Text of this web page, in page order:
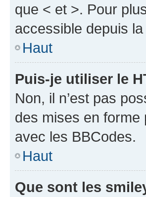
que < et >. Pour
accessible depuis
Haut
Puis-je utiliser le
Non, il n’est pas
des mises en forme
avec les BBCodes.
Haut
Que sont les